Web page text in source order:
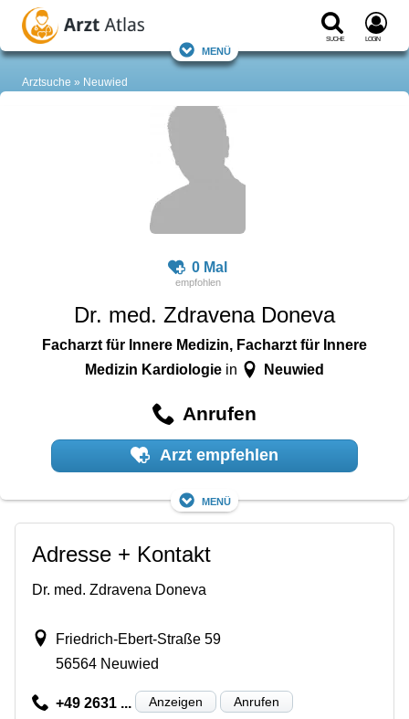
Suche Login
Menü
Arztsuche Neuwied
0 Mal
Dr. med. Zdravena Doneva
Facharzt für Innere Medizin, Facharzt für Innere
Medizin Kardiologiein Neuwied
Anrufen
Arzt empfehlen
Menü
Adresse + Kontakt
Dr. med. Zdravena Doneva
Friedrich-Ebert-Straße 59
56564 Neuwied
+49 2631 ... Anzeigen Anrufen